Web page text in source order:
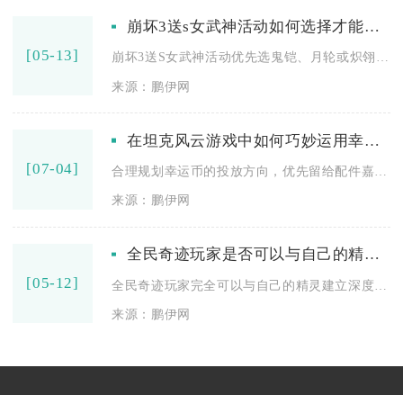
[05-13]
崩坏3送s女武神活动如何选择才能更好
崩坏3送S女武神活动优先选鬼铠、月轮或炽翎，缺辅助选鬼铠、缺...
来源：鹏伊网
[07-04]
在坦克风云游戏中如何巧妙运用幸运币
来源：鹏伊网
[05-12]
全民奇迹玩家是否可以与自己的精灵建立情感联系
来源：鹏伊网